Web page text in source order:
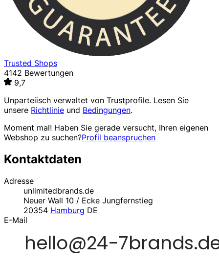
Trusted Shops
4142 Bewertungen
9,7
Unparteiisch verwaltet von Trustprofile. Lesen Sie
unsere Richtlinie und Bedingungen.
Moment mal! Haben Sie gerade versucht, Ihren eigenen
Webshop zu suchen?Profil beanspruchen
Kontaktdaten
Adresse
unlimitedbrands.de
Neuer Wall 10 / Ecke Jungfernstieg
20354 Hamburg DE
E-Mail